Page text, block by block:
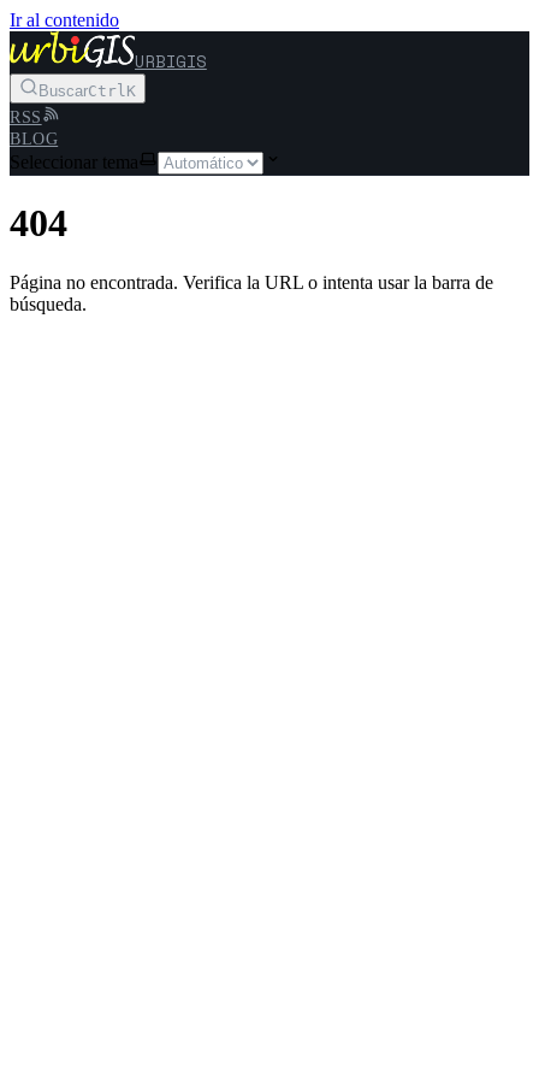
Ir al contenido
URBIGIS
BuscarCtrlK
RSS
BLOG
Seleccionar tema
404
Página no encontrada. Verifica la URL o intenta usar la barra de
búsqueda.